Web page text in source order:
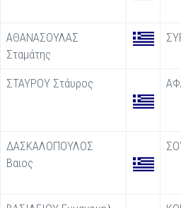
ΑΘΑΝΑΣΟΥΛΑΣ
Σταμάτης
ΣΤΑΥΡΟΥ Στάυρος
ΔΑΣΚΑΛΟΠΟΥΛΟΣ
Βαιος